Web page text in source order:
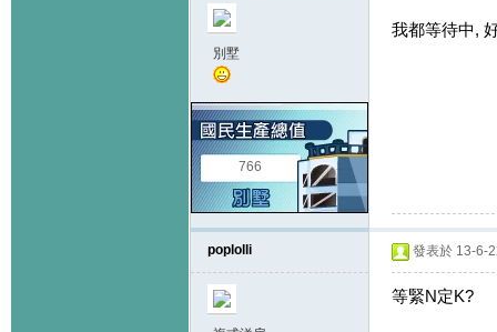
別墅
766
我都等待中,
poplolli 發表於 13-6-
等緊N定K?